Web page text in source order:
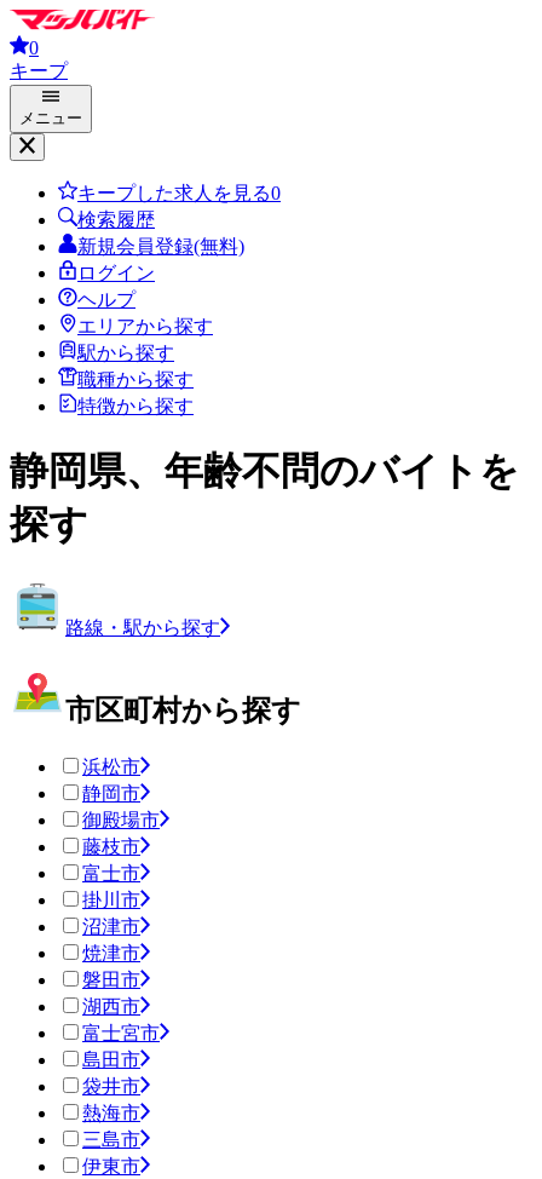
0
キープ
メニュー
キープした求人を見る0
検索履歴
新規会員登録(無料)
ログイン
ヘルプ
エリアから探す
駅から探す
職種から探す
特徴から探す
静岡県、年齢不問のバイトを
探す
路線・駅から探す
市区町村から探す
浜松市
静岡市
御殿場市
藤枝市
富士市
掛川市
沼津市
焼津市
磐田市
湖西市
富士宮市
島田市
袋井市
熱海市
三島市
伊東市